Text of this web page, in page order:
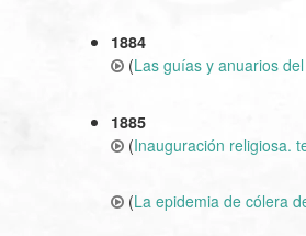
1884
(Las guías y anuarios
1885
(Inauguración religiosa.
(La epidemia de cólera